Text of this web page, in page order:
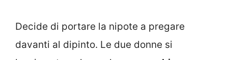
Decide di portare la nipote a pregare
davanti al dipinto. Le due donne si